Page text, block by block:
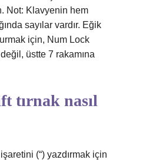
Not: Klavyenin hem
sayılar vardır. Eğik
için, Num Lock
üstte 7 rakamına
tırnak nasıl
(“) yazdırmak için